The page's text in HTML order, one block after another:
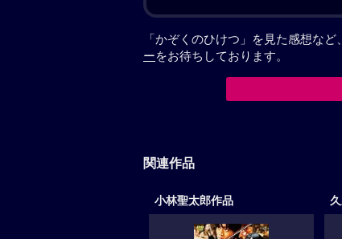
「かぞくのひけつ」を見た感想な
ーをお待ちしております。
関連作品
小林聖太郎作品